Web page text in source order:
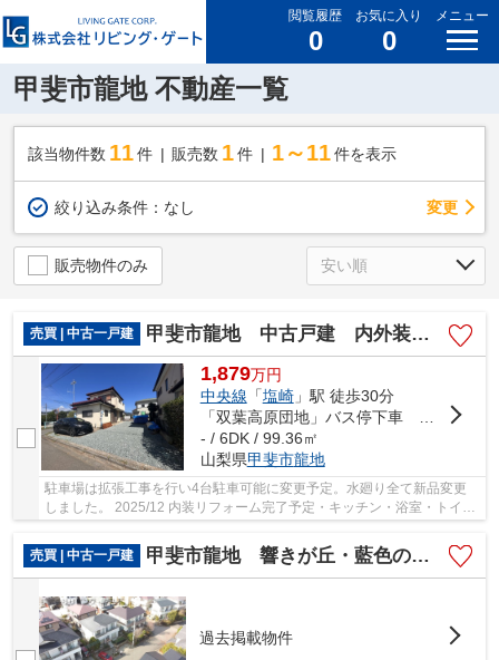
閲覧履歴
0
お気に入り
0
メニュー
甲斐市龍地 不動産一覧
該当物件数 11件 販売数 1 件 1～11 件を表示
絞り込み条件： なし 変更
販売物件のみ
売買 | 中古一戸建 甲斐市龍地 中古戸建 内外装フルリフォーム
1,879万円
中央線 「塩崎」駅 徒歩30分
「双葉高原団地」バス停下車 徒歩7分
- / 6DK / 99.36㎡
山梨県甲斐市龍地
駐車場は拡張工事を行い4台駐車可能に変更予定。水廻り全て新品変更
しました。 2025/12 内装リフォーム完了予定・キッチン・浴室・トイ
売買 | 中古一戸建
甲斐市龍地 響きが丘・藍色の街分譲地内 平成13年築中古戸建
過去掲載物件